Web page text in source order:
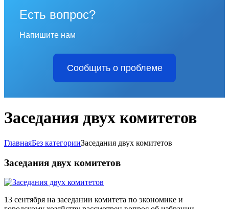
Есть вопрос?
Напишите нам
Сообщить о проблеме
Заседания двух комитетов
ГлавнаяБез категорииЗаседания двух комитетов
Заседания двух комитетов
13 сентября на заседании комитета по экономике и